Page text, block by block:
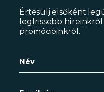
Értesülj elsőként
legfrissebb híreinkről
promócióinkról.